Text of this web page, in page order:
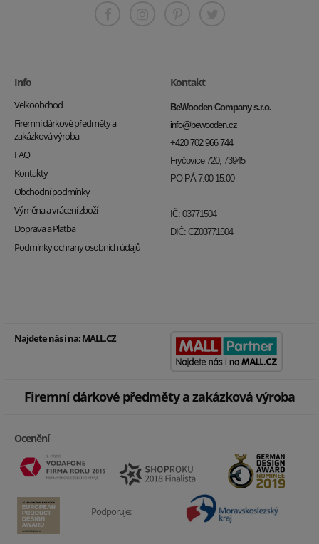
Info
Velkoobchod
Firemní dárkové předměty a
zakázková výroba
FAQ
Kontakty
Obchodní podmínky
Výměna a vrácení zboží
Doprava a Platba
Podmínky ochrany osobních údajů
Kontakt
BeWooden Company s.r.o.
info@bewooden.cz
+420 702 966 744
Fryčovice 720, 73945
PO-PÁ 7:00-15:00
IČ: 03771504
DIČ: CZ03771504
Najdete nás i na:MALL.CZ
Firemní dárkové předměty a zakázková výroba
Ocenění
Podporuje: